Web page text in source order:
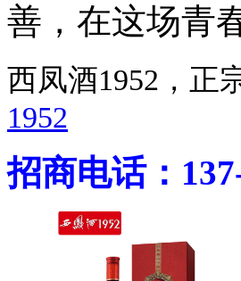
善，在这场青
西凤酒1952，
1952
招商电话：